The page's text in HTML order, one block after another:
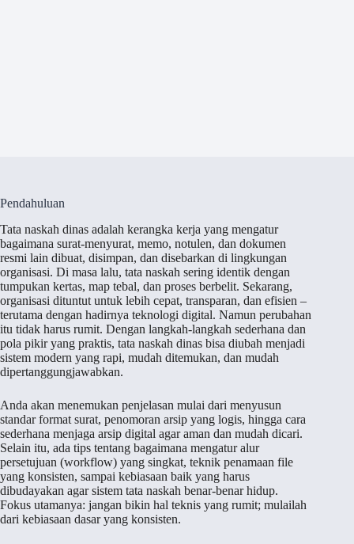
Pendahuluan
Tata naskah dinas adalah kerangka kerja yang mengatur
bagaimana surat-menyurat, memo, notulen, dan dokumen
resmi lain dibuat, disimpan, dan disebarkan di lingkungan
organisasi. Di masa lalu, tata naskah sering identik dengan
tumpukan kertas, map tebal, dan proses berbelit. Sekarang,
organisasi dituntut untuk lebih cepat, transparan, dan efisien –
terutama dengan hadirnya teknologi digital. Namun perubahan
itu tidak harus rumit. Dengan langkah-langkah sederhana dan
pola pikir yang praktis, tata naskah dinas bisa diubah menjadi
sistem modern yang rapi, mudah ditemukan, dan mudah
dipertanggungjawabkan.
Anda akan menemukan penjelasan mulai dari menyusun
standar format surat, penomoran arsip yang logis, hingga cara
sederhana menjaga arsip digital agar aman dan mudah dicari.
Selain itu, ada tips tentang bagaimana mengatur alur
persetujuan (workflow) yang singkat, teknik penamaan file
yang konsisten, sampai kebiasaan baik yang harus
dibudayakan agar sistem tata naskah benar-benar hidup.
Fokus utamanya: jangan bikin hal teknis yang rumit; mulailah
dari kebiasaan dasar yang konsisten.